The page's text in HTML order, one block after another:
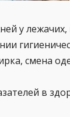
у
смена
в